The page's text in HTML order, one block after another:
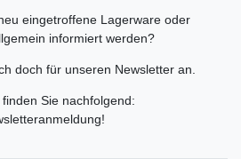
eingetroffene Lagerware oder
informiert werden?
doch für unseren Newsletter an.
Sie nachfolgend:
!